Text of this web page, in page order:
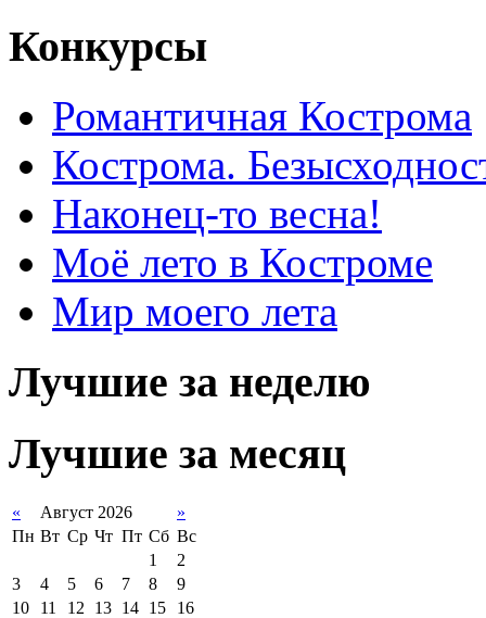
Конкурсы
Романтичная Кострома
Кострома.
Наконец-то весна!
Моё лето в Костроме
Мир моего лета
Лучшие за неделю
Лучшие за месяц
« Август 2026
»
Пн Вт Ср Чт Пт Сб Вс
1
2
3
4 5 6 7 8
9
10
11 12 13 14 15
16